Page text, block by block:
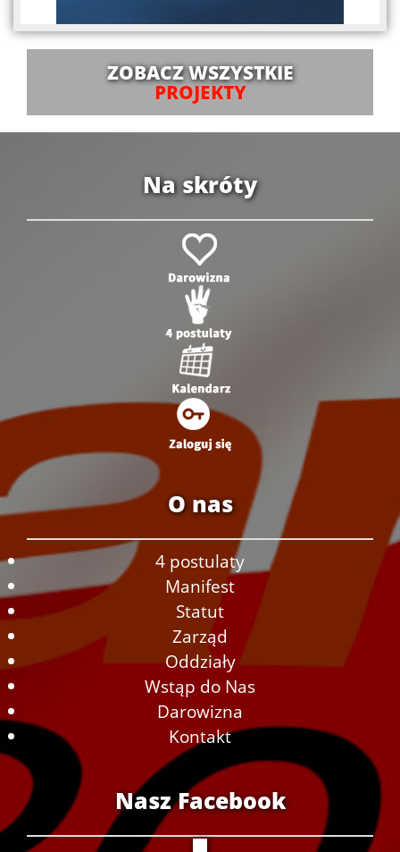
ZOBACZ WSZYSTKIE
PROJEKTY
Na skróty
O nas
4 postulaty
Manifest
Statut
Zarząd
Oddziały
Wstąp do Nas
Darowizna
Kontakt
Nasz Facebook